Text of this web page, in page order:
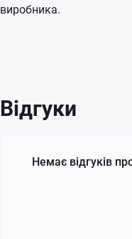
виробника.
Відгуки
Немає відгуків